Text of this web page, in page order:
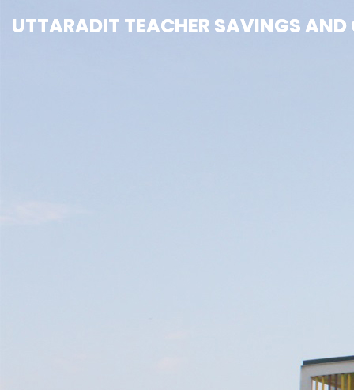
UTTARADIT TEACHER SAVINGS AND
UTTARADIT TEACHER SAVINGS AND